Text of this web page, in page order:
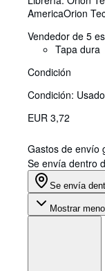
AmericaOrion
Vendedor de 5
Tapa dura
Condición
Condición:
EUR 3,72
Gastos de envío
Se envía dentro
Se envía
Mostrar